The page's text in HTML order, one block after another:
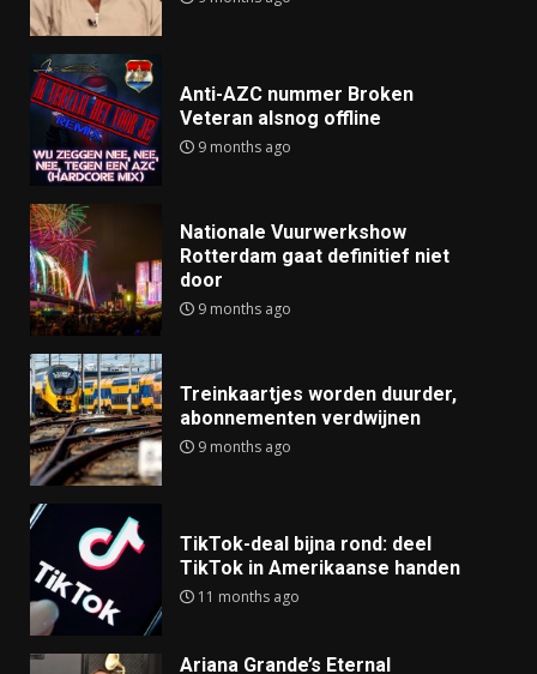
Anti-AZC nummer Broken
Veteran alsnog offline
9 months ago
Nationale Vuurwerkshow
Rotterdam gaat definitief niet
door
9 months ago
Treinkaartjes worden duurder,
abonnementen verdwijnen
9 months ago
TikTok-deal bijna rond: deel
TikTok in Amerikaanse handen
11 months ago
Ariana Grande’s Eternal